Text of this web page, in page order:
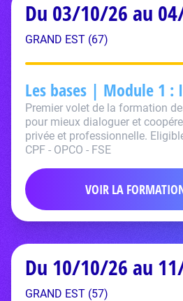
Du 03/10/26 au
GRAND EST (67)
Les bases | Module 1 :
Premier volet de la formation
pour mieux dialoguer et
privée et professionnelle.
CPF - OPCO - FSE
VOIR LA
Du 10/10/26 au
GRAND EST (57)